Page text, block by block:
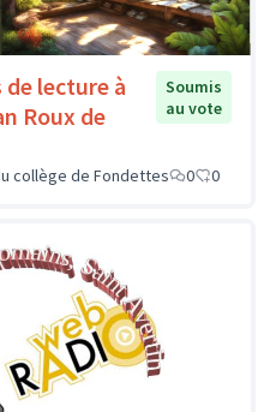
de lecture à
Roux de
Soumis
au vote
collège de Fondettes 0 0